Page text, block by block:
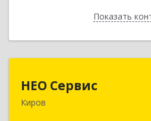
ПоказатьНазад
НЕО Сервис
Киров610045, Кировская обл,